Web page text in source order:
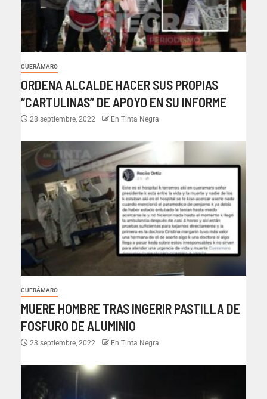
CUERÁMARO
ORDENA ALCALDE HACER SUS PROPIAS
“CARTULINAS” DE APOYO EN SU INFORME
28 septiembre, 2022 En Tinta Negra
CUERÁMARO
MUERE HOMBRE TRAS INGERIR PASTILLA DE
FOSFURO DE ALUMINIO
23 septiembre, 2022 En Tinta Negra